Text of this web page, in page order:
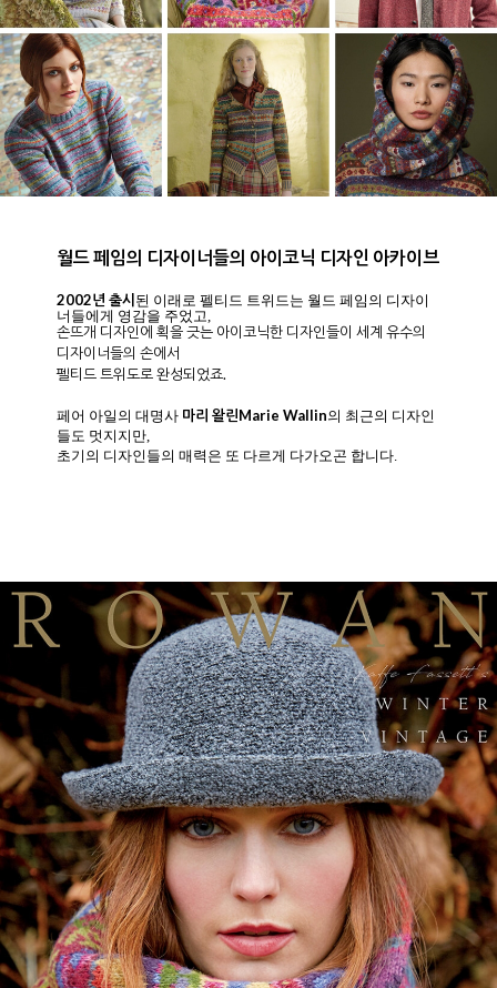
2002년 12가지 색상으로 출시된 펠티드 트위드는 현재 50여 가
지가 넘는 넓은 컬러 파레트를 지니고 있습니다.
컬러 파레트가 넓을 뿐만 아니라 펠티드 트위드만이 지니는 톤과
색조는 다채롭고 풍부합니다.
펠티드 트위드하면.. 보통 페어 아일 디자인을 주로 떠올리기 마련
이죠.
클래식&모던한 단색의 디자인에도 아웃포커싱의 텍스처에 트위
드가 개성을 더하며멋진 디자인을 만들어냅니다.
주인장 앤은 50여가지의 색상 중에서 딱 원하는 컬러와 톤의
색상ㅇ르 골라 단색 클래식한 가디건 한 벌 뜨고 싶네요.